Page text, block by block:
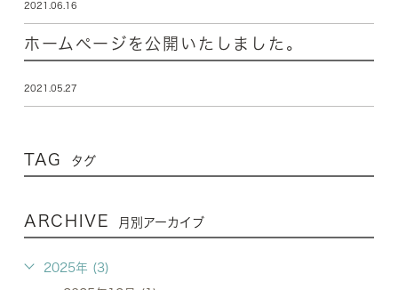
2021.06.16
ホームページを公開いたしました。
2021.05.27
TAG タグ
ARCHIVE 月別アーカイブ
2025年 (3)